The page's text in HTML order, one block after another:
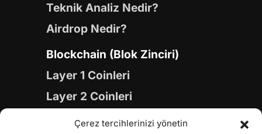
Çerez tercihlerinizi yönetin
Teknik Analiz Nedir?
Airdrop Nedir?
Blockchain (Blok Zinciri)
Layer 1 Coinleri
Layer 2 Coinleri
Yapay Zeka (AI) Coinleri